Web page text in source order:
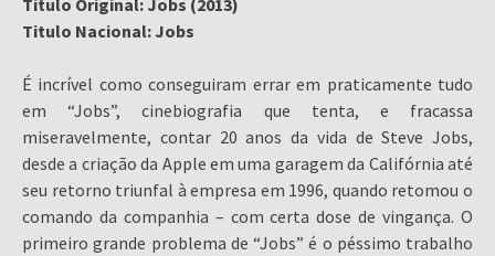
Titulo Original: Jobs (2013)
Titulo Nacional: Jobs
É incrível como conseguiram errar em praticamente tudo
em “Jobs”, cinebiografia que tenta, e fracassa
miseravelmente, contar 20 anos da vida de Steve Jobs,
desde a criação da Apple em uma garagem da Califórnia até
seu retorno triunfal à empresa em 1996, quando retomou o
comando da companhia – com certa dose de vingança. O
primeiro grande problema de “Jobs” é o péssimo trabalho